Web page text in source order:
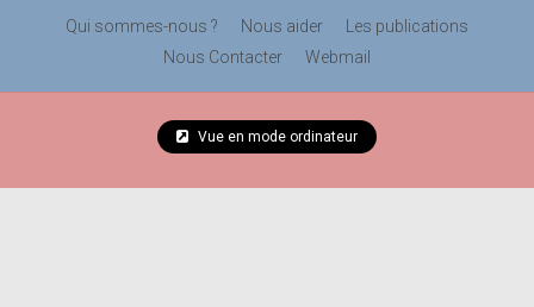
Qui sommes-nous ? Nous aider
Les publications
Nous Contacter
Webmail
Vue en mode ordinateur